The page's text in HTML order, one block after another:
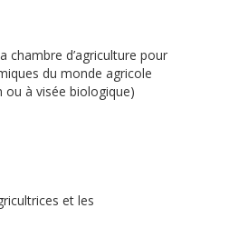
chambre d’agriculture pour
du monde agricole
à visée biologique)
et les